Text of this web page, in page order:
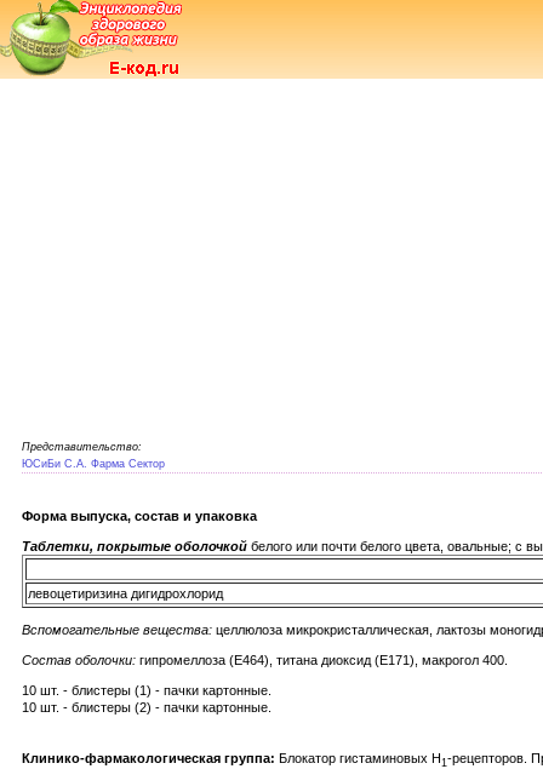
Представительство:
ЮСиБи С.А. Фарма Сектор
Форма выпуска, состав и упаковка
Таблетки, покрытые оболочкой белого или почти белого цвета, овальные; с
левоцетиризина дигидрохлорид
Вспомогательные вещества: целлюлоза микрокристаллическая, лактозы
Состав оболочки: гипромеллоза (Е464), титана диоксид (Е171), макрогол 400.
10 шт. - блистеры (1) - пачки картонные.
10 шт. - блистеры (2) - пачки картонные.
Клинико-фармакологическая группа: Блокатор гистаминовых Н1-рецепторов.